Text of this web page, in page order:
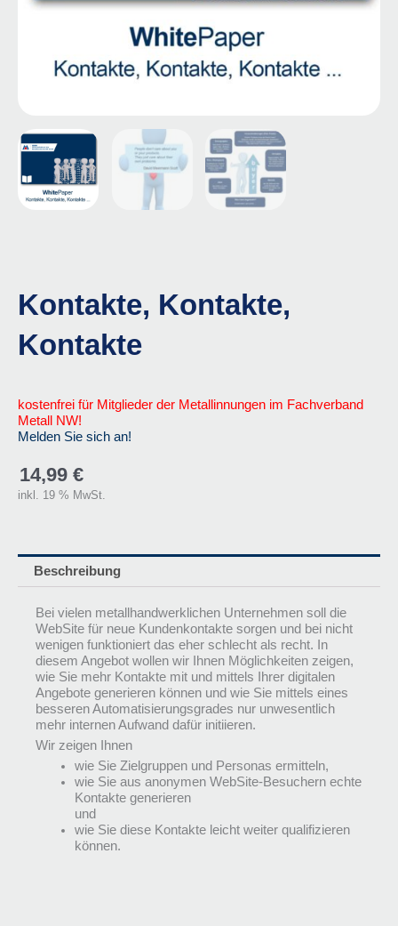
Kontakte, Kontakte,
Kontakte
kostenfrei für Mitglieder der Metallinnungen im Fachverband
Metall NW!
Melden Sie sich an!
14,99 €
inkl. 19 % MwSt.
Beschreibung
Bei vielen metallhandwerklichen Unternehmen soll die
WebSite für neue Kundenkontakte sorgen und bei nicht
wenigen funktioniert das eher schlecht als recht. In
diesem Angebot wollen wir Ihnen Möglichkeiten zeigen,
wie Sie mehr Kontakte mit und mittels Ihrer digitalen
Angebote generieren können und wie Sie mittels eines
besseren Automatisierungsgrades nur unwesentlich
mehr internen Aufwand dafür initiieren.
Wir zeigen Ihnen
wie Sie Zielgruppen und Personas ermitteln,
wie Sie aus anonymen WebSite-Besuchern echte
Kontakte generieren
und
wie Sie diese Kontakte leicht weiter qualifizieren
können.